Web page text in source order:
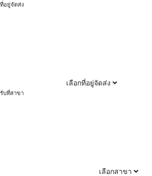
ที่อยู่จัดส่ง
เลือกที่อยู่จัดส่ง
รับที่สาขา
เลือกสาขา